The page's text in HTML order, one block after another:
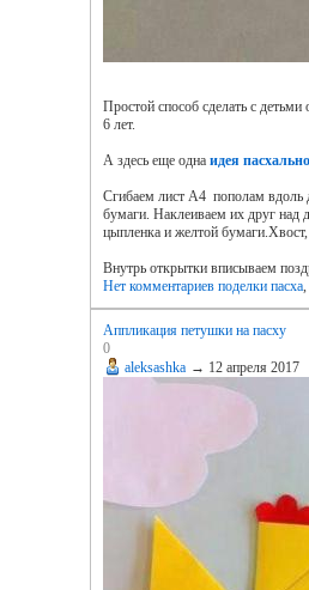
Простой способ сделать с
6 лет.
А здесь еще одна идея
Сгибаем лист A4 пополам вдоль
бумаги. Наклеиваем их друг над
цыпленка и желтой
Внутрь открытки вписываем
Нет комментариев поделки пасха,
Аппликация петушки на пасху
0
aleksashka → 12 апреля 2017